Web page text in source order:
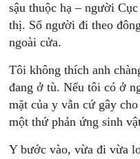
sậu thuộc hạ – người
thị. Số người đi theo
ngoài cửa.
Tôi không thích anh
đang ở tù. Nếu tôi có ở
mặt của y vẫn cứ gây
một thứ phản ứng sinh
Y bước vào, vừa đi vừa